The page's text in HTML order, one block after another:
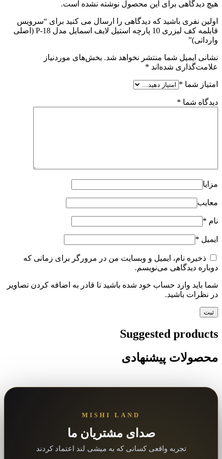
هیچ دیدگاهی برای این محصول نوشته نشده است.
اولین نفری باشید که دیدگاهی را ارسال می کنید برای “سرویس
قابلمه کف لیزری 10 پارچه استیل لایف اسمایل مدل P-18 (اصلی
وارداتی)”
نشانی ایمیل شما منتشر نخواهد شد. بخش‌های موردنیاز
علامت‌گذاری شده‌اند *
امتیاز شما *
دیدگاه شما *
مزایا
معایب
نام *
ایمیل *
ذخیره نام، ایمیل و وبسایت من در مرورگر برای زمانی که
دوباره دیدگاهی می‌نویسم.
شما باید وارد حساب خود شده باشید تا قادر به اضافه کردن تصاویر
در نظرات باشید.
Suggested products
محصولات پیشنهادی
MISHI LAND
صدای مشتریان ما
تجربه واقعی کسانی که به میشی لند اعتماد کردند